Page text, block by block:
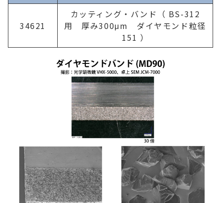
34621
カッティング・バンド（ BS-312
用 厚み300μm ダイヤモンド粒径
151 ）